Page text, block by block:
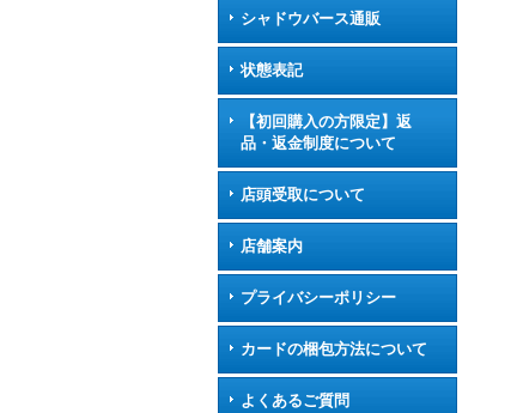
シャドウバース通販
状態表記
【初回購入の方限定】返
品・返金制度について
店頭受取について
店舗案内
プライバシーポリシー
カードの梱包方法について
よくあるご質問